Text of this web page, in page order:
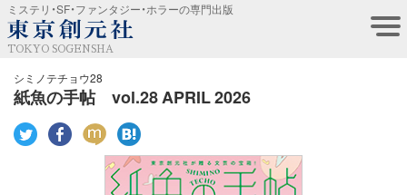
ミステリ・SF・ファンタジー・ホラーの専門出版
TOKYO SOGENSHA
シミノテチョウ28
紙魚の手帖 vol.28 APRIL 2026